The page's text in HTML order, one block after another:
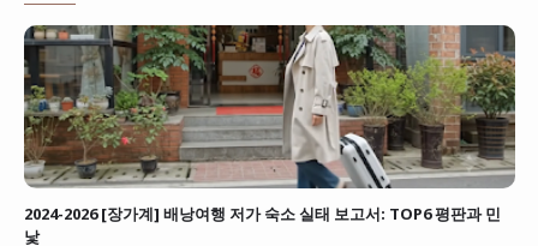
2024-2026 [장가계] 배낭여행 저가 숙소 실태 보고서: TOP6 평판과 민
낯